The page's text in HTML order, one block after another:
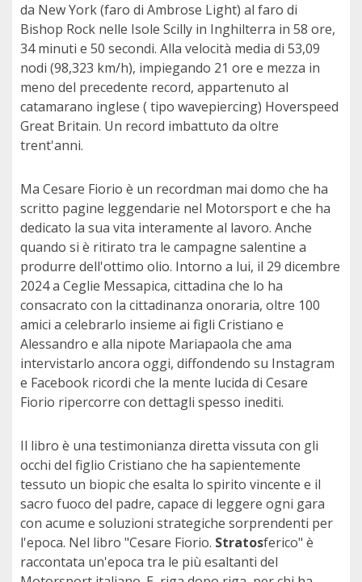
da New York (faro di Ambrose Light) al faro di
Bishop Rock nelle Isole Scilly in Inghilterra in 58 ore,
34 minuti e 50 secondi. Alla velocità media di 53,09
nodi (98,323 km/h), impiegando 21 ore e mezza in
meno del precedente record, appartenuto al
catamarano inglese ( tipo wavepiercing) Hoverspeed
Great Britain. Un record imbattuto da oltre
trent'anni.
Ma Cesare Fiorio è un recordman mai domo che ha
scritto pagine leggendarie nel Motorsport e che ha
dedicato la sua vita interamente al lavoro. Anche
quando si è ritirato tra le campagne salentine a
produrre dell'ottimo olio. Intorno a lui, il 29 dicembre
2024 a Ceglie Messapica, cittadina che lo ha
consacrato con la cittadinanza onoraria, oltre 100
amici a celebrarlo insieme ai figli Cristiano e
Alessandro e alla nipote Mariapaola che ama
intervistarlo ancora oggi, diffondendo su Instagram
e Facebook ricordi che la mente lucida di Cesare
Fiorio ripercorre con dettagli spesso inediti.
Il libro è una testimonianza diretta vissuta con gli
occhi del figlio Cristiano che ha sapientemente
tessuto un biopic che esalta lo spirito vincente e il
sacro fuoco del padre, capace di leggere ogni gara
con acume e soluzioni strategiche sorprendenti per
l'epoca. Nel libro "Cesare Fiorio. Stratosferico" è
raccontata un'epoca tra le più esaltanti del